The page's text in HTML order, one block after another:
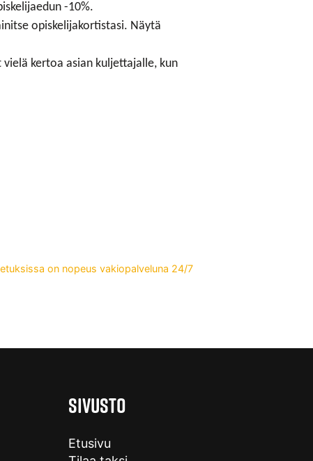
-10%.
opiskelijakortistasi. Näytä
kertoa asian kuljettajalle, kun
on nopeus vakiopalveluna 24/7
SIVUSTO
Etusivu